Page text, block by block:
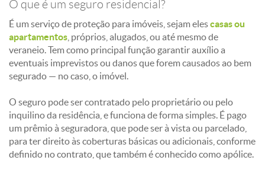
O que é um seguro residencial?
É um serviço de proteção para imóveis, sejam elescasas ou
apartamentos , próprios, alugados, ou até mesmo de
veraneio. Tem como principal função garantir auxílio a
eventuais imprevistos ou danos que forem causados ao bem
segurado — no caso, o imóvel.
O seguro pode ser contratado pelo proprietário ou pelo
inquilino da residência, e funciona de forma simples. É pago
um prêmio à seguradora, que pode ser à vista ou parcelado,
para ter direito às coberturas básicas ou adicionais, conforme
definido no contrato, que também é conhecido como apólice.